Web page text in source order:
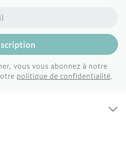
vous vous abonnez à notre
politique de confidentialité.